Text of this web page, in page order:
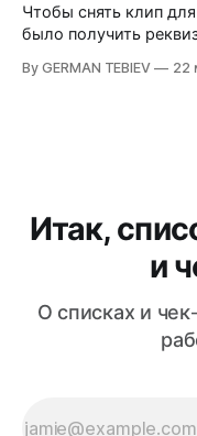
Чтобы снять клип
было получить
него.
By GERMAN TEBIEV 22
Итак,
и
О списках и